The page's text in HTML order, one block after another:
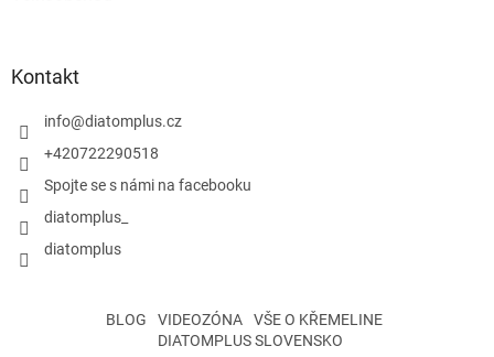
Kontakt
info@diatomplus.cz
+420722290518
Spojte se s námi na facebooku
diatomplus_
diatomplus
BLOG VIDEOZÓNA
VŠE O KŘEMELINE
DIATOMPLUS SLOVENSKO